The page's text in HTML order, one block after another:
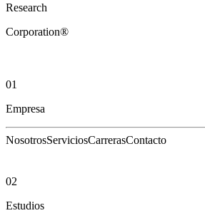
Research
Corporation®
01
Empresa
NosotrosServiciosCarrerasContacto
02
Estudios